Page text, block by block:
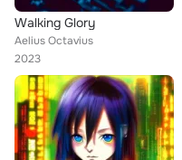
Walking Glory
Aelius Octavius
2023